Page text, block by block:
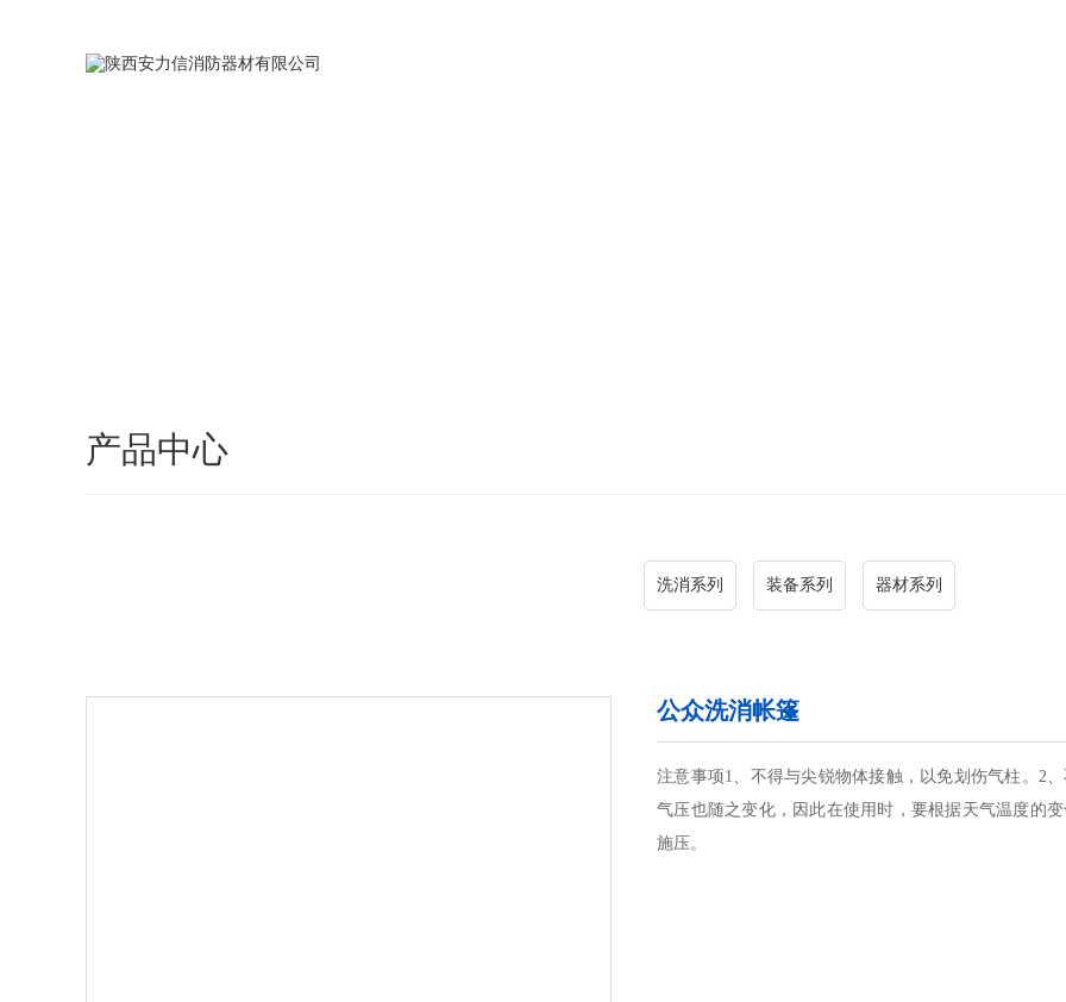
产品中心
洗消系列 装备系列 器材系列
公众洗消帐篷
注意事项1、不得与尖锐物体接触，以免划伤气柱。2
气压也随之变化，因此在使用时，要根据天气温度的
施压。